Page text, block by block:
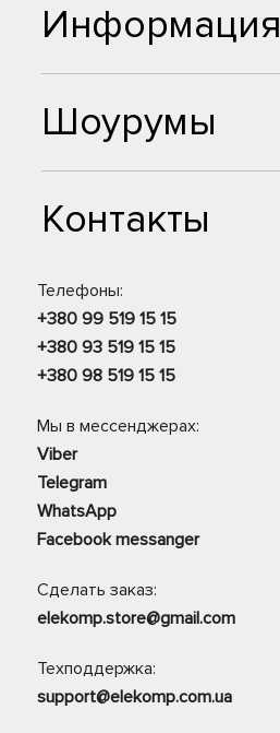
Шоурумы
Контакты
Телефоны:
+380 99 519 15 15
+380 93 519 15 15
+380 98 519 15 15
Мы в мессенджерах:
Viber
Telegram
WhatsApp
Facebook messanger
Сделать заказ:
elekomp.store@gmail.com
Техподдержка:
support@elekomp.com.ua
Информация